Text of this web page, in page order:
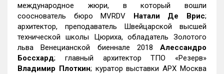
международное жюри, в который вошли
сооснователь бюро MVRDV Натали Де Врис;
архитектор, преподаватель Швейцарской высшей
технической школы Цюриха, обладатель Золотого
льва Венецианской биеннале 2018 Алессандро
Боссхард; главный архитектор ТПО «Резерв»
Владимир Плоткин; куратор выставки АРХ Москва